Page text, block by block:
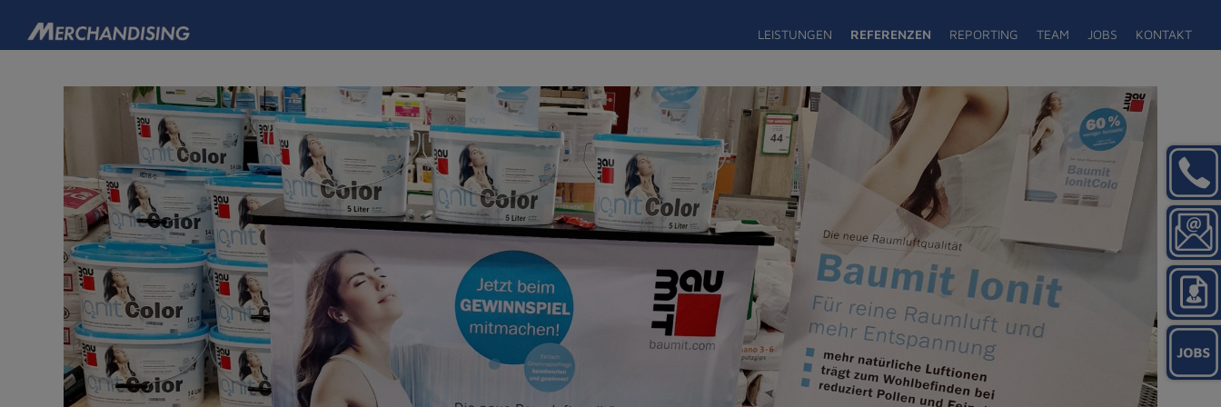
LEISTUNGEN REFERENZEN REPORTING TEAM JOBS KONTAKT